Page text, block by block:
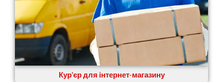
Кур'єр для інтернет-магазину